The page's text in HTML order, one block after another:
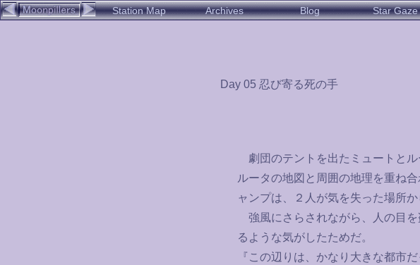
Station Map Archives Blog Star Gaze
Day 05 忍び寄る死の手
劇団のテントを出たミュートとル
ルータの地図と周囲の地理を重ね
ャンプは、２人が気を失った場所
強風にさらされながら、人の目
るような気がしたためだ。
『この辺りは、かなり大きな都市